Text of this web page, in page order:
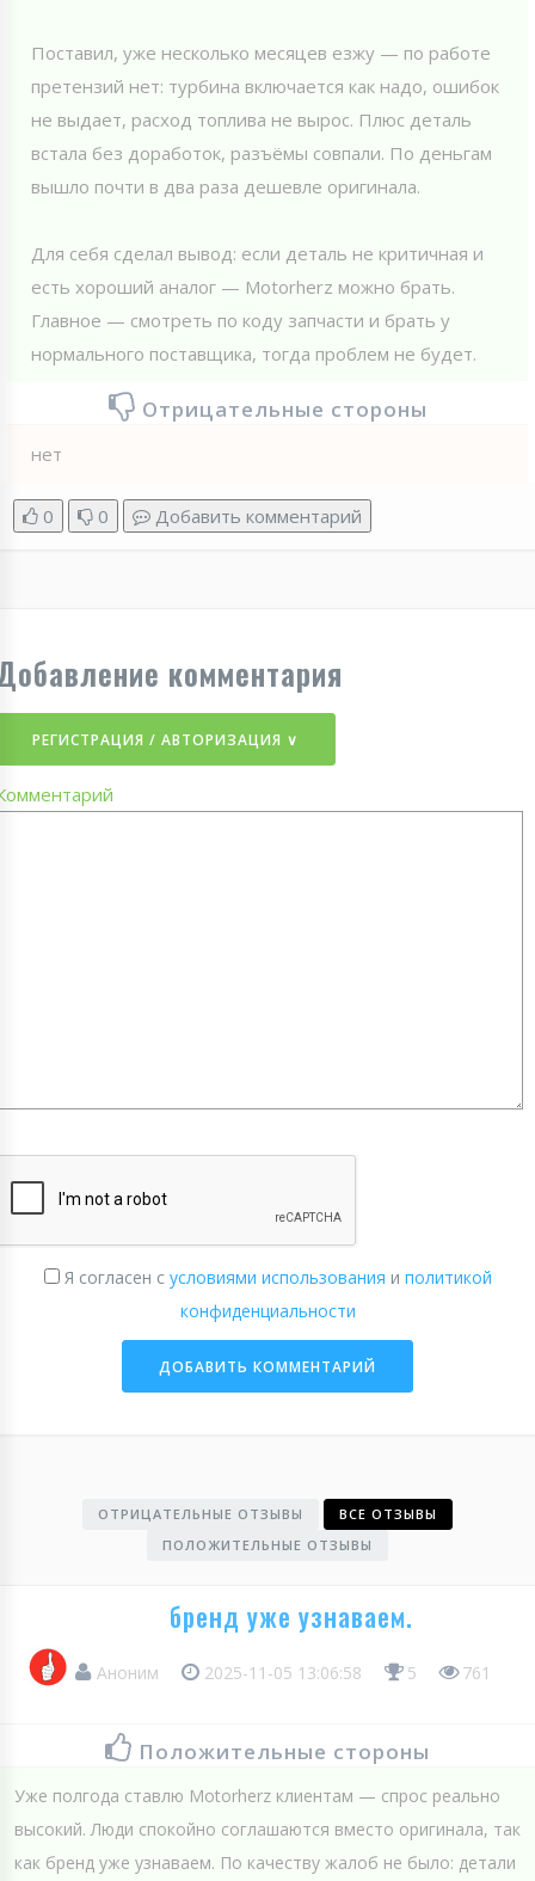
Поставил, уже несколько месяцев езжу — по работе
претензий нет: турбина включается как надо, ошибок
не выдает, расход топлива не вырос. Плюс деталь
встала без доработок, разъёмы совпали. По деньгам
вышло почти в два раза дешевле оригинала.
Для себя сделал вывод: если деталь не критичная и
есть хороший аналог — Motorherz можно брать.
Главное — смотреть по коду запчасти и брать у
нормального поставщика, тогда проблем не будет.
Отрицательные стороны
нет
0 0 Добавить комментарий
комментария
РЕГИСТРАЦИЯ / АВТОРИЗАЦИЯ ∨
Я согласен с условиями использования и политикой
конфиденциальности
ОТРИЦАТЕЛЬНЫЕ ОТЗЫВЫ
ВСЕ ОТЗЫВЫ
ПОЛОЖИТЕЛЬНЫЕ ОТЗЫВЫ
бренд уже узнаваем.
Аноним 2025-11-05 13:06:58 5 761
Положительные стороны
Уже полгода ставлю Motorherz клиентам — спрос реально
высокий. Люди спокойно соглашаются вместо оригинала, так
как бренд уже узнаваем. По качеству жалоб не было: детали